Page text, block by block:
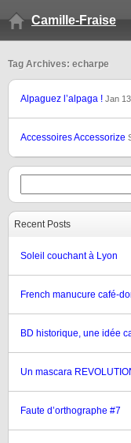
Camille-Fraise
Tag Archives: echarpe
Alpaguez l’alpaga ! Jan
Accessoires Accessorize
Recent Posts
Soleil couchant à Lyon
French manucure café-
BD historique, une idée
Un mascara
Faute d’orthographe #7